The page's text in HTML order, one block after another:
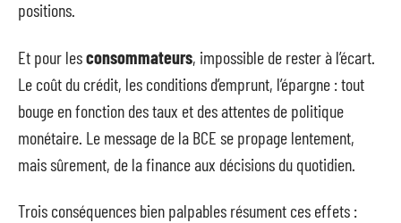
positions.
Et pour lesconsommateurs, impossible de rester à l’écart.
Le coût du crédit, les conditions d’emprunt, l’épargne : tout
bouge en fonction des taux et des attentes de politique
monétaire. Le message de la BCE se propage lentement,
mais sûrement, de la finance aux décisions du quotidien.
Trois conséquences bien palpables résument ces effets :